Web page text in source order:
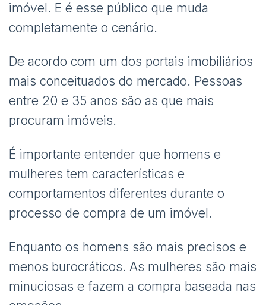
imóvel. E é esse público que muda
completamente o cenário.
De acordo com um dos portais imobiliários
mais conceituados do mercado. Pessoas
entre 20 e 35 anos são as que mais
procuram imóveis.
É importante entender que homens e
mulheres tem características e
comportamentos diferentes durante o
processo de compra de um imóvel.
Enquanto os homens são mais precisos e
menos burocráticos. As mulheres são mais
minuciosas e fazem a compra baseada nas